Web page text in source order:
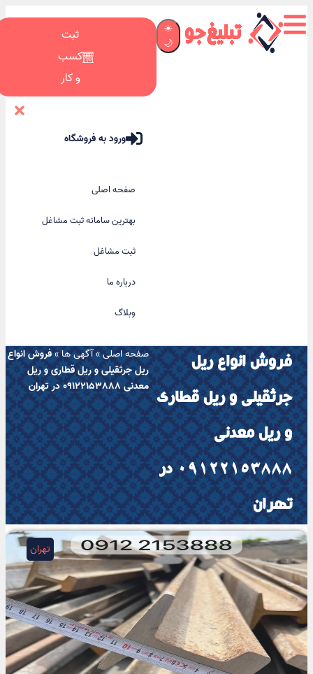
☀️
🌙
ثبت
کسب
و کار
ورود به فروشگاه
صفحه اصلی
بهترین سامانه ثبت مشاغل
ثبت مشاغل
درباره ما
وبلاگ
فروش انواع ریل
جرثقیلی و ریل قطاری
و ریل معدنی
09122153888 در
تهران
صفحه اصلی»آگهی ها»فروش انواع
ریل جرثقیلی و ریل قطاری و ریل
معدنی 09122153888 در تهران
تهران